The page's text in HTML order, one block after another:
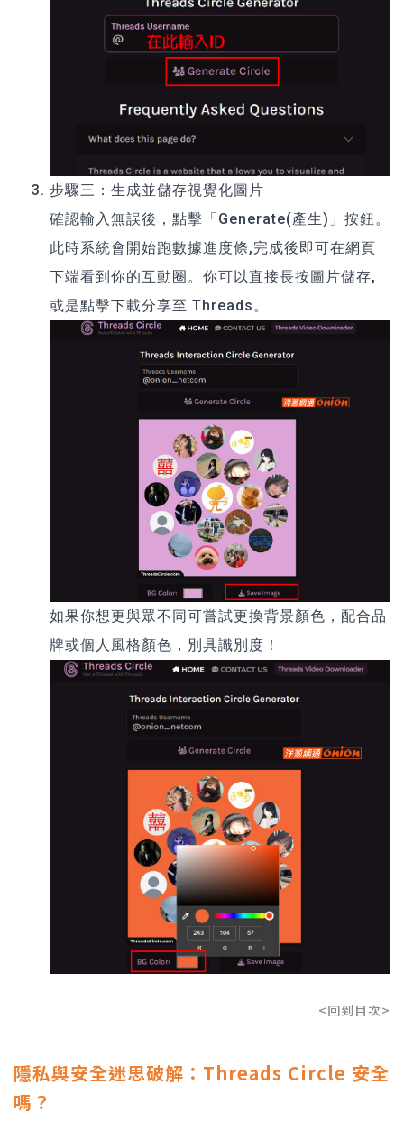
步驟三：生成並儲存視覺化圖片
確認輸入無誤後，點擊「Generate(產生)」按鈕。
此時系統會開始跑數據進度條,完成後即可在網頁
下端看到你的互動圈。你可以直接長按圖片儲存,
或是點擊下載分享至 Threads。
如果你想更與眾不同可嘗試更換背景顏色，配合品
牌或個人風格顏色，別具識別度！
<回到目次>
隱私與安全迷思破解：Threads Circle 安全
嗎？